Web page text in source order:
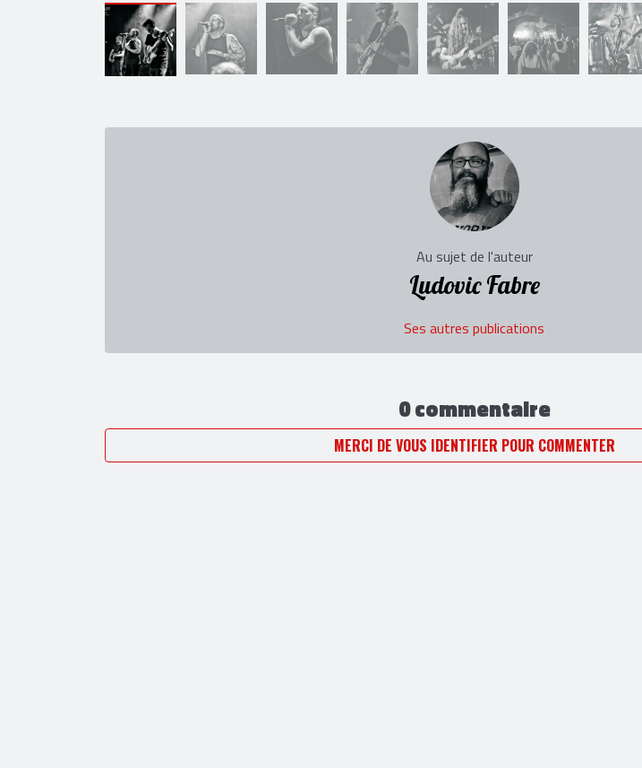
Au sujet de l'auteur
Ludovic Fabre
Ses autres publications
0 commentaire
MERCI DE VOUS IDENTIFIER POUR COMMENTER